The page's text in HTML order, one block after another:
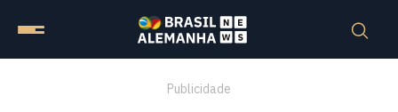
Publicidade